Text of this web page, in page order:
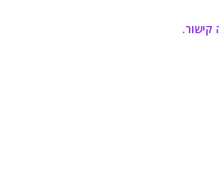
קישור.